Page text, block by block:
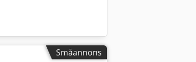
Småannons